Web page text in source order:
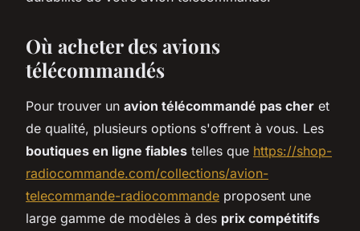
Où acheter des avions
télécommandés
Pour trouver un avion télécommandé pas cher et
de qualité, plusieurs options s'offrent à vous. Les
boutiques en ligne fiables telles que https://shop-
radiocommande.com/collections/avion-
telecommande-radiocommande proposent une
large gamme de modèles à des prix compétitifs